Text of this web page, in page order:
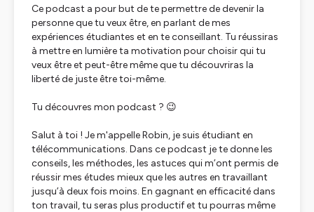
Ce podcast a pour but de te permettre de devenir la
personne que tu veux être, en parlant de mes
expériences étudiantes et en te conseillant. Tu réussiras
à mettre en lumière ta motivation pour choisir qui tu
veux être et peut-être même que tu découvriras la
liberté de juste être toi-même.
Tu découvres mon podcast ? 😉
Salut à toi ! Je m'appelle Robin, je suis étudiant en
télécommunications. Dans ce podcast je te donne les
conseils, les méthodes, les astuces qui m’ont permis de
réussir mes études mieux que les autres en travaillant
jusqu’à deux fois moins. En gagnant en efficacité dans
ton travail, tu seras plus productif et tu pourras même